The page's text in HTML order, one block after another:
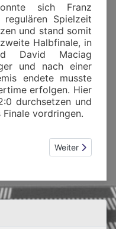
sich Franz
Spielzeit
und stand somit
Halbfinale, in
David Maciag
und nach einer
endete musste
erfolgen. Hier
durchsetzen und
vordringen.
Turniersieg an Daniel
Nächster
Weiter